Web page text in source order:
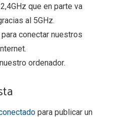
que en parte va
al 5GHz.
conectar nuestros
ordenador.
para publicar un